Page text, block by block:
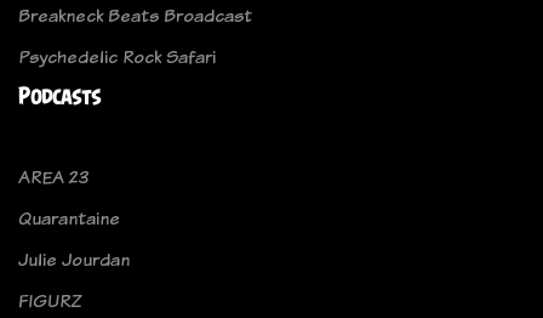
Breakneck Beats Broadcast
Psychedelic Rock Safari
Podcasts
AREA 23
Quarantaine
Julie Jourdan
FIGURZ